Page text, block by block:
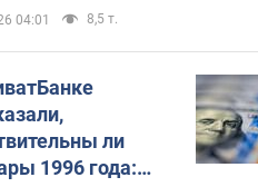
04:01 8,5 т.
ли
1996 года: